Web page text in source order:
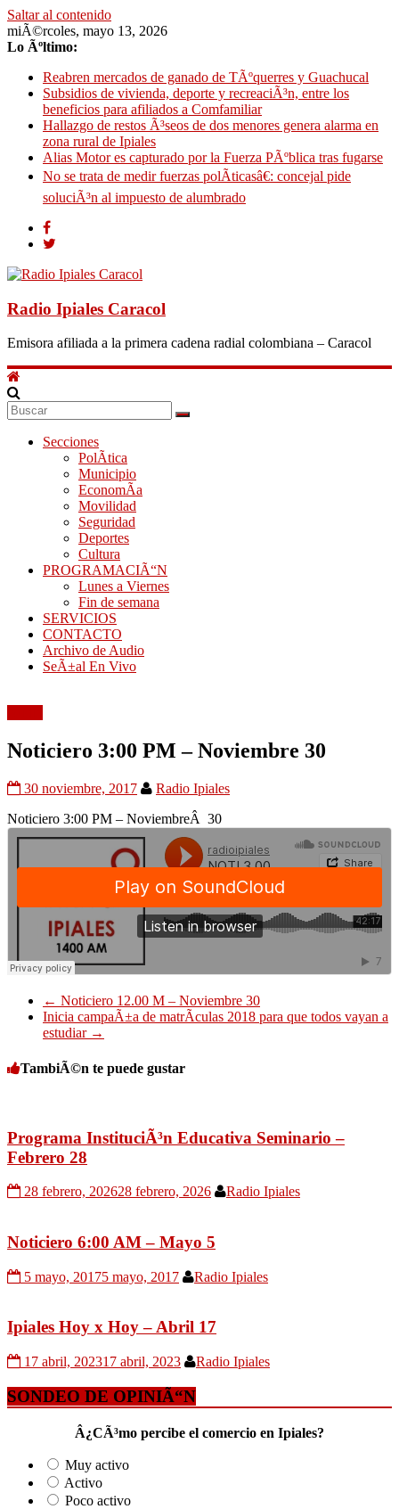
Saltar al contenido
miÃ©rcoles, mayo 13, 2026
Lo Ãºltimo:
Reabren mercados de ganado de TÃºquerres y Guachucal
Subsidios de vivienda, deporte y recreaciÃ³n, entre los
beneficios para afiliados a Comfamiliar
Hallazgo de restos Ã³seos de dos menores genera alarma en
zona rural de Ipiales
Alias Motor es capturado por la Fuerza PÃºblica tras fugarse
No se trata de medir fuerzas polÃ­ticasâ€: concejal pide
soluciÃ³n al impuesto de alumbrado
Radio Ipiales Caracol
Emisora afiliada a la primera cadena radial colombiana – Caracol
Secciones
PolÃ­tica
Municipio
EconomÃ­a
Movilidad
Seguridad
Deportes
Cultura
PROGRAMACIÃ“N
Lunes a Viernes
Fin de semana
SERVICIOS
CONTACTO
Archivo de Audio
SeÃ±al En Vivo
Noticiero 3:00 PM – Noviembre 30
30 noviembre, 2017
Radio Ipiales
Noticiero 3:00 PM – NoviembreÂ 30
← Noticiero 12.00 M – Noviembre 30
Inicia campaÃ±a de matrÃ­culas 2018 para que todos vayan a
estudiar →
TambiÃ©n te puede gustar
Programa InstituciÃ³n Educativa Seminario –
Febrero 28
28 febrero, 202628 febrero, 2026 Radio Ipiales
Noticiero 6:00 AM – Mayo 5
5 mayo, 20175 mayo, 2017 Radio Ipiales
Ipiales Hoy x Hoy – Abril 17
17 abril, 202317 abril, 2023 Radio Ipiales
SONDEO DE OPINIÃ“N
Â¿CÃ³mo percibe el comercio en Ipiales?
Muy activo
Activo
Poco activo